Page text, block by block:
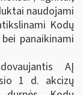
naudojami
Kodų
panaikinami
AĮ
1 d. akcizų